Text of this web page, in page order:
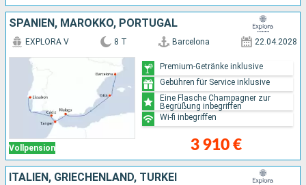
SPANIEN, MAROKKO, PORTUGAL
Vollpension
EXPLORA V 8 T Barcelona 22.04.2028
3 910 €
Premium-Getränke inklusive
Gebühren für Service inklusive
Eine Flasche Champagner zur
Begrüßung inbegriffen
Wi-fi inbegriffen
ITALIEN, GRIECHENLAND, TÜRKEI